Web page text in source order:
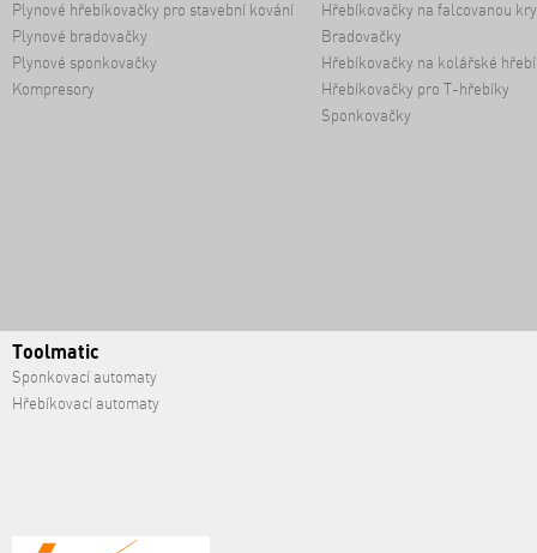
Plynové hřebíkovačky pro stavební kování
Plynové bradovačky
Plynové sponkovačky
Kompresory
Hřebíkovačky na falcovanou
Bradovačky
Hřebíkovačky na kolářské
Hřebíkovačky pro T-hřebíky
Sponkovačky
Toolmatic
Sponkovací automaty
Hřebíkovací automaty